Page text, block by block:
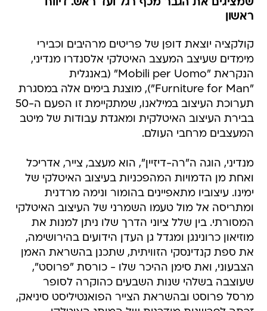
שמציגים את הגבר מכף רגל ועד ראש. דיווח
ראשון
קולקציה יוצאת דופן של פריטים מרהיבים וכבירי
מימדים שעיצב המעצב האיטלקי אלסנדרו מנדיני,
הנקראת "Mobili per Uomo" (באנגלית
"Furniture for Man"), מוצגת בימים אלה במסגרת
תערוכת העיצוב במילאנו, שמתקיימת זו הפעם ה-50
בבירת העיצוב האיטלקית ומאגדת עבודות של מיטב
המעצבים מרחבי העולם.
מנדיני, הוגה ה"רה-דיזיין", הוא מעצב, צייר, אדריכל
ואחת מן הדמויות המהפכניות בעיצוב האיטלקי של
ימינו. עיצוביו מתאפיינים בהומור ונימה מרדנית
ומתריסה אל מול טעמו השמרני של העיצוב האיטלקי
המסורתי. בין שלל ציוני הדרך שלו ניתן למנות את
מוזיאון כרונינגן ומגדל גן העדן הידועים בהירושימה,
את ספת קנדינסקי הזוויתית, שתכנן בהשראת האמן
הצבעוני, ואת סימן ההיכר שלו - כורסת "פרוסט",
שעוצבה בשלהי שנות השבעים כהוקרה לסופר
מרסל פרוסט ובהשראת הצייר הפואנטיליסט סיניאק,